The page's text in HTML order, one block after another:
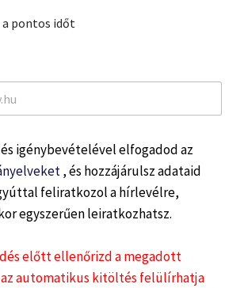
pontos időt
igénybevételével elfogadod az
, és hozzájárulsz adataid
feliratkozol a hírlevélre,
egyszerűen leiratkozhatsz.
előtt ellenőrizd a megadott
automatikus kitöltés felülírhatja